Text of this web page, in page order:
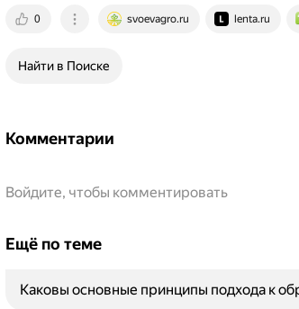
0 svoevagro.ru lenta.ru
Найти в Поиске
Комментарии
Войдите, чтобы комментировать
Ещё по теме
Каковы основные принципы подхода к